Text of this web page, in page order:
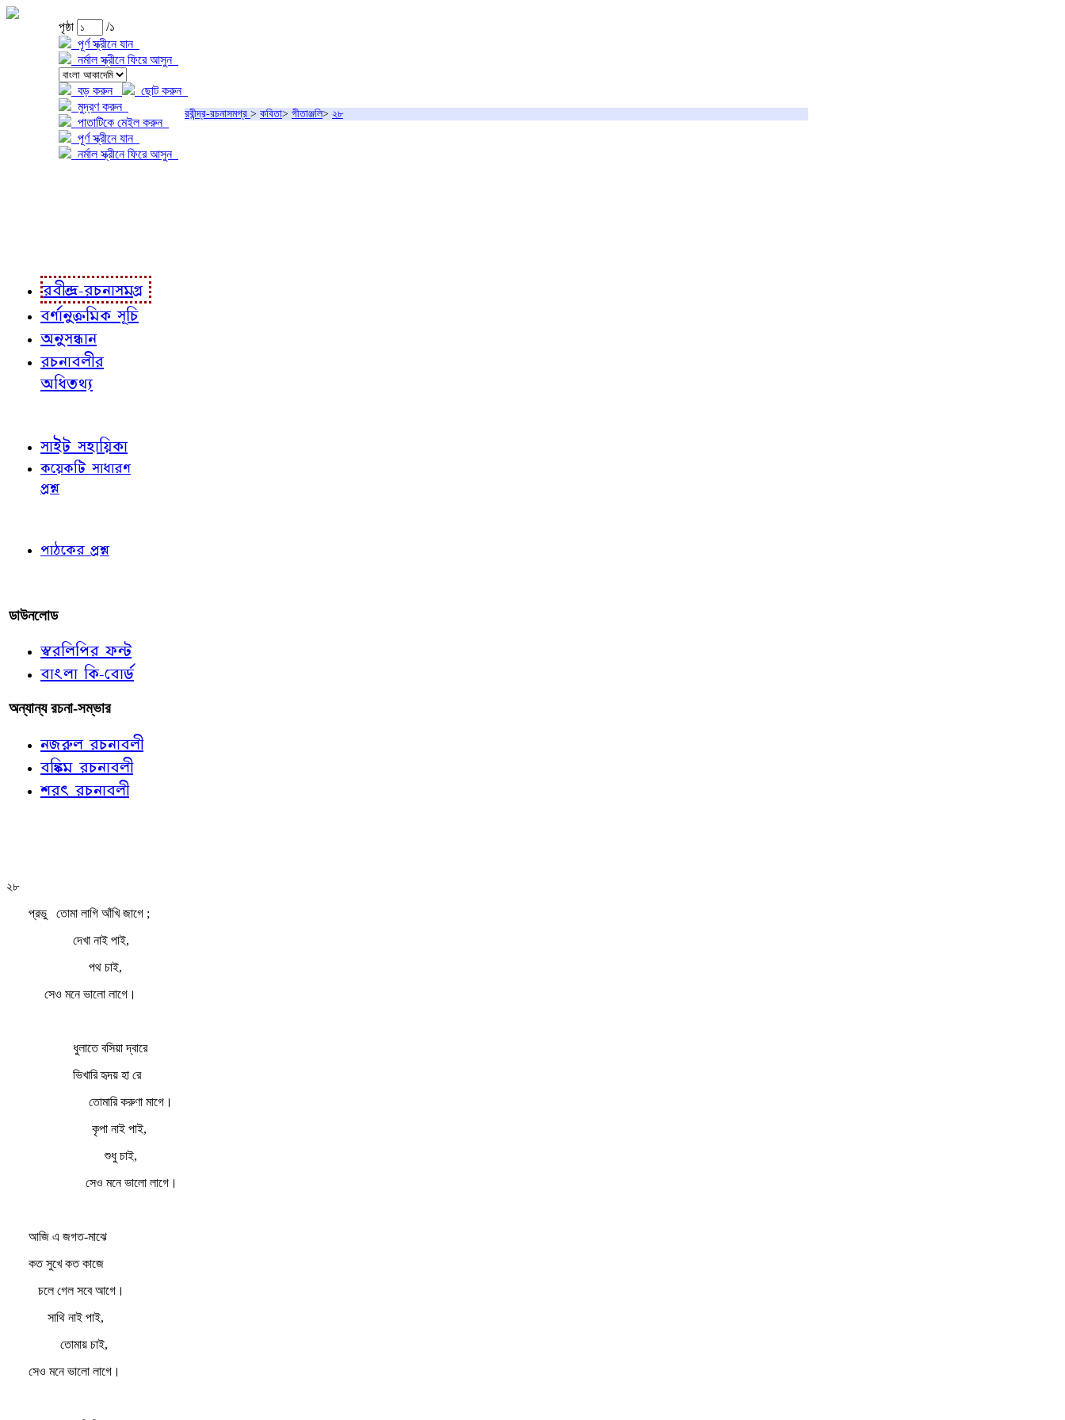
পৃষ্ঠা
/১
পূর্ণ স্ক্রীনে যান
নর্মাল স্ক্রীনে ফিরে আসুন
বড় করুন
ছোট করুন
মুদ্রণ করুন
পাতাটিকে মেইল করুন
পূর্ণ স্ক্রীনে যান
নর্মাল স্ক্রীনে ফিরে আসুন
রবীন্দ্র-রচনাসমগ্র > কবিতা> গীতাঞ্জলি> ২৮
রবীন্দ্র-রচনাসমগ্র
বর্ণানুক্রমিক সূচি
অনুসন্ধান
রচনাবলীর
অধিতথ্য
সাইট সহায়িকা
কয়েকটি সাধারণ
প্রশ্ন
পাঠকের প্রশ্ন
ডাউনলোড
স্বরলিপির ফন্ট
বাংলা কি-বোর্ড
অন্যান্য রচনা-সম্ভার
নজরুল রচনাবলী
বঙ্কিম রচনাবলী
শরৎ রচনাবলী
২৮
প্রভু
তোমা লাগি আঁখি জাগে ;
দেখা নাই পাই,
পথ চাই,
সেও মনে ভালো লাগে।
ধুলাতে বসিয়া দ্বারে
ভিখারি হৃদয় হা রে
তোমারি করুণা মাগে।
কৃপা নাই পাই,
শুধু চাই,
সেও মনে ভালো লাগে।
আজি এ জগত-মাঝে
কত সুখে কত কাজে
চলে গেল সবে আগে।
সাথি নাই পাই,
তোমায় চাই,
সেও মনে ভালো লাগে।